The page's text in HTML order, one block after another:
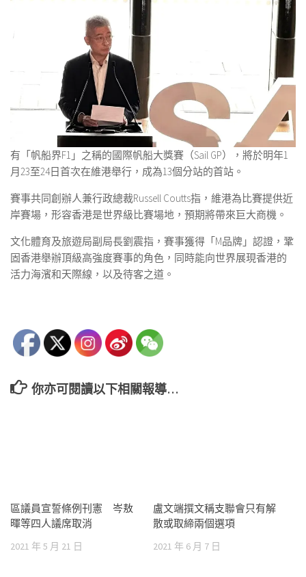
有「帆船界F1」之稱的國際帆船大獎賽（Sail GP），將於明年1
月23至24日首次在維港舉行，成為13個分站的首站。
賽事共同創辦人兼行政總裁Russell Coutts指，維港為比賽提供近
岸賽場，形容香港是世界級比賽場地，預期將帶來巨大商機。
文化體育及旅遊局副局長劉震指，賽事獲得「M品牌」認證，鞏
固香港舉辦頂級高強度賽事的角色，同時能向世界展現香港的
活力海濱和天際線，以及待客之道。
你亦可閱讀以下相關報導…
區議員宣誓條例刊憲 岑敖
暉等四人議席取消
2021 年 5 月 21 日
盧文端撰文稱支聯會只有解
散或取締兩個選項
2021 年 6 月 7 日